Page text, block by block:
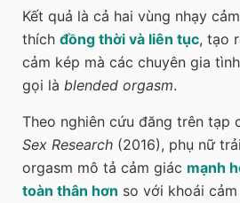
Kết quả là cả hai vùng nhạy
thích đồng thời và liên tục, tạo
cảm kép mà các chuyên gia
gọi là blended orgasm.
Theo nghiên cứu đăng trên tạp
Sex Research (2016), phụ nữ
orgasm mô tả cảm giác mạnh
toàn thân hơn so với khoái